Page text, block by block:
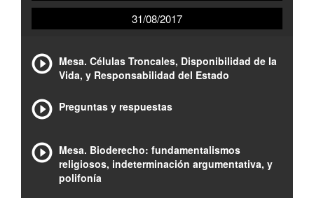
31/08/2017
Mesa. Células Troncales, Disponibilidad de la
Vida, y Responsabilidad del Estado
Preguntas y respuestas
Mesa. Bioderecho: fundamentalismos
religiosos, indeterminación argumentativa, y
polifonía